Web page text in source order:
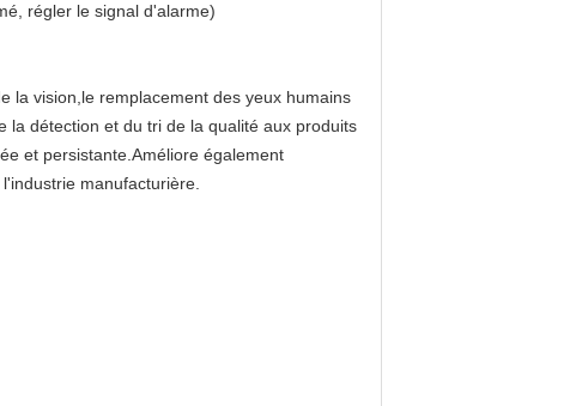
régler le signal d'alarme)
la vision,le remplacement des yeux humains
la détection et du tri de la qualité aux produits
et persistante.Améliore également
manufacturière.